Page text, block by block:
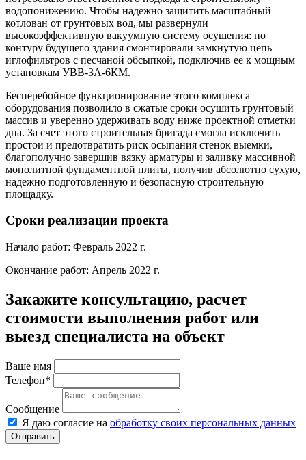
водопонижению. Чтобы надежно защитить масштабный
котлован от грунтовых вод, мы развернули
высокоэффективную вакуумную систему осушения: по
контуру будущего здания смонтировали замкнутую цепь
иглофильтров с песчаной обсыпкой, подключив ее к мощным
установкам УВВ-3А-6КМ.
Бесперебойное функционирование этого комплекса
оборудования позволило в сжатые сроки осушить грунтовый
массив и уверенно удерживать воду ниже проектной отметки
дна. За счет этого строительная бригада смогла исключить
простои и предотвратить риск осыпания стенок выемки,
благополучно завершив вязку арматуры и заливку массивной
монолитной фундаментной плиты, получив абсолютно сухую,
надежно подготовленную и безопасную строительную
площадку.
Сроки реализации проекта
Начало работ: Февраль 2022 г.
Окончание работ: Апрель 2022 г.
Закажите консультацию, расчет
стоимости выполнения работ или
выезд специалиста на объект
Ваше имя
Телефон*
Сообщение
Я даю согласие на обработку своих персональных данных
Отправить